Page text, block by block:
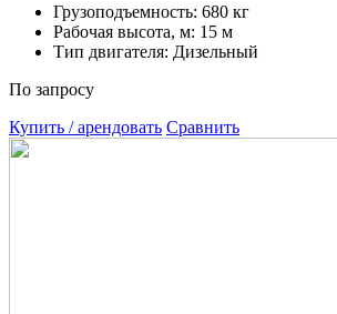
Грузоподъемность: 680 кг
Рабочая высота, м: 15 м
Тип двигателя: Дизельный
По запросу
Купить / арендовать Сравнить